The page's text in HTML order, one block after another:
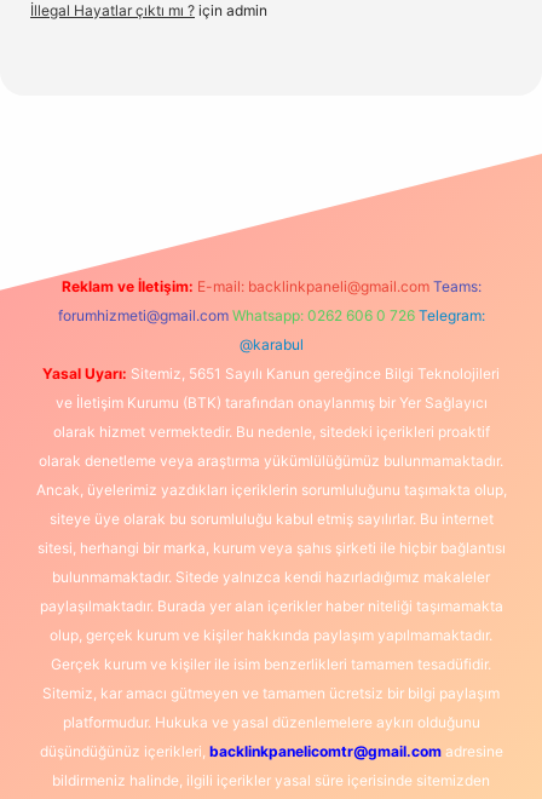
İllegal Hayatlar çıktı mı ? için admin
Reklam ve İletişim: E-mail: backlinkpaneli@gmail.com Teams:
forumhizmeti@gmail.com Whatsapp: 0262 606 0 726 Telegram:
@karabul
Yasal Uyarı: Sitemiz, 5651 Sayılı Kanun gereğince Bilgi Teknolojileri
ve İletişim Kurumu (BTK) tarafından onaylanmış bir Yer Sağlayıcı
olarak hizmet vermektedir. Bu nedenle, sitedeki içerikleri proaktif
olarak denetleme veya araştırma yükümlülüğümüz bulunmamaktadır.
Ancak, üyelerimiz yazdıkları içeriklerin sorumluluğunu taşımakta olup,
siteye üye olarak bu sorumluluğu kabul etmiş sayılırlar. Bu internet
sitesi, herhangi bir marka, kurum veya şahıs şirketi ile hiçbir bağlantısı
bulunmamaktadır. Sitede yalnızca kendi hazırladığımız makaleler
paylaşılmaktadır. Burada yer alan içerikler haber niteliği taşımamakta
olup, gerçek kurum ve kişiler hakkında paylaşım yapılmamaktadır.
Gerçek kurum ve kişiler ile isim benzerlikleri tamamen tesadüfidir.
Sitemiz, kar amacı gütmeyen ve tamamen ücretsiz bir bilgi paylaşım
platformudur. Hukuka ve yasal düzenlemelere aykırı olduğunu
düşündüğünüz içerikleri, backlinkpanelicomtr@gmail.comadresine
bildirmeniz halinde, ilgili içerikler yasal süre içerisinde sitemizden